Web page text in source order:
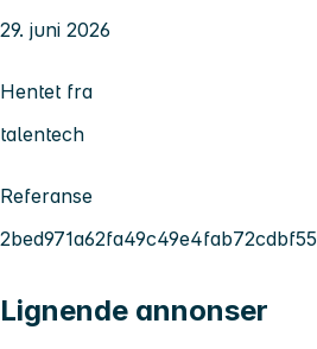
29. juni 2026
Hentet fra
talentech
Referanse
Lignende annonser